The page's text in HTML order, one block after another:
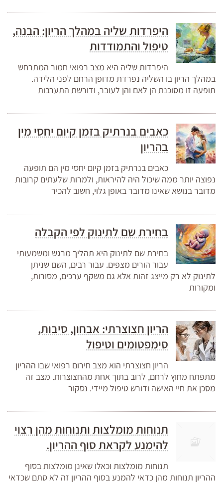
היפרדות שליה במהלך הריון: הבנה,
טיפול והתמודדות
היפרדות שליה היא מצב רפואי חמור המתרחש
במהלך הריון בו השליה נפרדת מדופן הרחם לפני הלידה.
תופעה זו מסוכנת הן לאם והן לעובר, ודורשת התערבות
כאבים בנרתיק בזמן קיום יחסי מין
בהריון
כאבים בנרתיק בזמן קיום יחסי מין הם תופעה
נפוצה יותר ממה שיכול היה להיראות, ולמרות שלעתים קרובות
מדובר בנושא שאינו מדובר באופן גלוי, חשוב להכיר
בחירת שם לתינוק לפי הקבלה
בחירת שם לתינוק היא תהליך מרגש ומשמעותי
עבור הורים מצפים. עבור רבים, השם שניתן
לתינוק לא רק מייצג זהות אלא גם משקף ערכים, מסורות,
ומקורות
הריון חצוצרתי: אבחון, סיבות,
סימפטומים וטיפול
הריון חצוצרתי הוא מצב חירום רפואי שבו ההריון
מתפתח מחוץ לרחם, לרוב בתוך אחת מהחצוצרות. מצב זה
מסכן את חיי האישה ודורש טיפול מיידי. נסקור
תנוחות מומלצות ותנוחות מהן רצוי
להימנע לקראת סוף ההריון.
תנוחות מומלצות וכאלו שאינן מומלצות בסוף
ההריון תנוחות מהן כדאי להמנע בסוף ההריון זה לא סתם שכדאי